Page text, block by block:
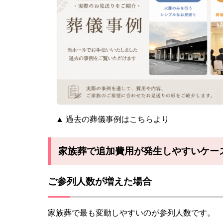
▲ 過去の葬儀事例はこちらより
家族葬で追加費用が発生しやすいケー
ご参列人数が増えた場合
家族葬で最も変動しやすいのが参列人数です。